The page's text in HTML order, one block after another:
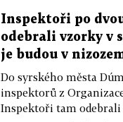
Inspektoři po
odebrali vzorky v
je budou v
Do syrského města
inspektorů z
Inspektoři tam odebrali